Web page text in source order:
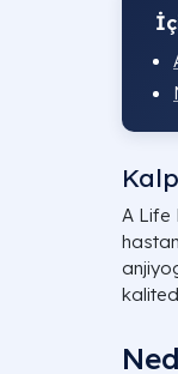
A Life